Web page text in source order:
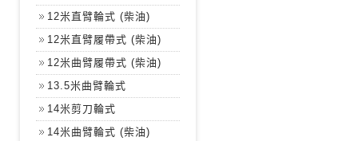
12米直臂輪式 (柴油)
12米直臂履帶式 (柴油)
12米曲臂履帶式 (柴油)
13.5米曲臂輪式
14米剪刀輪式
14米曲臂輪式 (柴油)